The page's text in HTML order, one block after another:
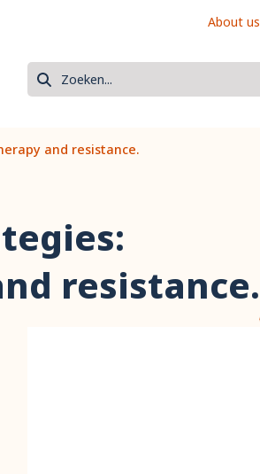
About us
Zoeken
Zoek
and resistance.
resistance.